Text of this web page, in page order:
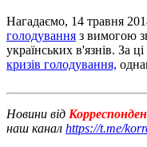
Нагадаємо, 14 травня
голодування з вимогою
українських в'язнів. За
кризів голодування,
Новини від
наш канал https://t.me/